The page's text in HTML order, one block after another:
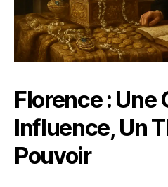
Florence : Une
Influence, Un
Pouvoir